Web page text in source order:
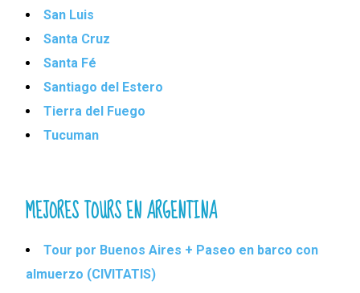
San Luis
Santa Cruz
Santa Fé
Santiago del Estero
Tierra del Fuego
Tucuman
MEJORES TOURS EN ARGENTINA
Tour por Buenos Aires + Paseo en barco con
almuerzo (CIVITATIS)